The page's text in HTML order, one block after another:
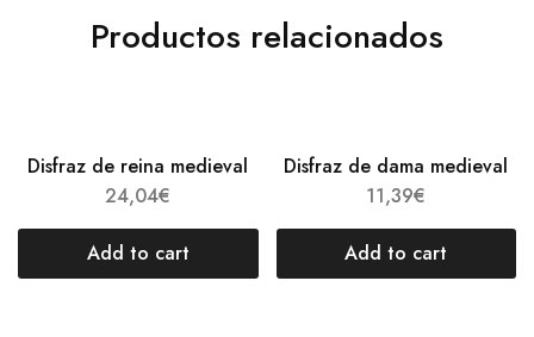
Productos relacionados
Disfraz de reina medieval
24,04€
Add to cart
Disfraz de dama medieval
11,39€
Add to cart